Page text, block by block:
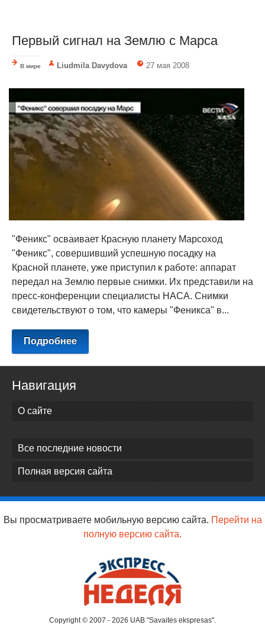
Первый сигнал на Землю с Марса
В мире Liudmila Davydova 27 мая 2008
"Феникс" осваивает Красную планету Марсоход
"Феникс", совершивший успешную посадку на
Красной планете, уже приступил к работе: аппарат
передал на Землю первые снимки. Их представили на
пресс-конференции специалисты НАСА. Снимки
свидетельствуют о том, что камеры "Феникса" в...
Подробнее
Навигация
О сайте
Все последние новости
Полная версия сайта
Вы просматриваете мобильную версию сайта. Перейти на
полную версию сайта.
Copyright © 2007 - 2026 UAB "Savaitės ekspresas".